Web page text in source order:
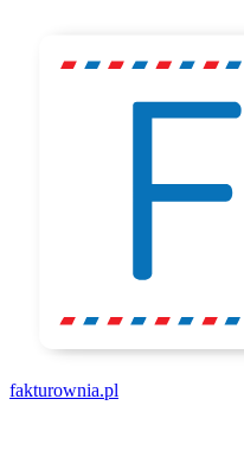
fakturownia.pl